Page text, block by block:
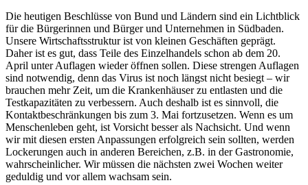
Die heutigen Beschlüsse von Bund und Ländern sind ein Lichtblick
für die Bürgerinnen und Bürger und Unternehmen in Südbaden.
Unsere Wirtschaftsstruktur ist von kleinen Geschäften geprägt.
Daher ist es gut, dass Teile des Einzelhandels schon ab dem 20.
April unter Auflagen wieder öffnen sollen. Diese strengen Auflagen
sind notwendig, denn das Virus ist noch längst nicht besiegt – wir
brauchen mehr Zeit, um die Krankenhäuser zu entlasten und die
Testkapazitäten zu verbessern. Auch deshalb ist es sinnvoll, die
Kontaktbeschränkungen bis zum 3. Mai fortzusetzen. Wenn es um
Menschenleben geht, ist Vorsicht besser als Nachsicht. Und wenn
wir mit diesen ersten Anpassungen erfolgreich sein sollten, werden
Lockerungen auch in anderen Bereichen, z.B. in der Gastronomie,
wahrscheinlicher. Wir müssen die nächsten zwei Wochen weiter
geduldig und vor allem wachsam sein.